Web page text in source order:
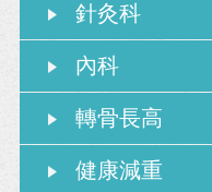
針灸科
內科
轉骨長高
健康減重